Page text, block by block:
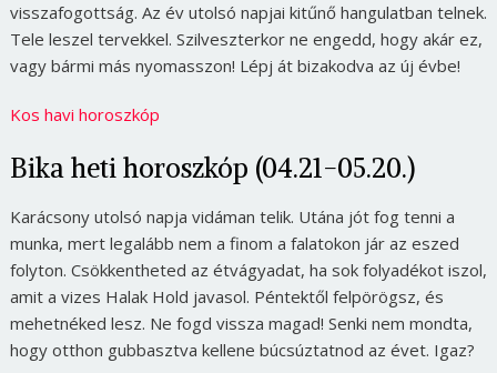
visszafogottság. Az év utolsó napjai kitűnő hangulatban telnek.
Tele leszel tervekkel. Szilveszterkor ne engedd, hogy akár ez,
vagy bármi más nyomasszon! Lépj át bizakodva az új évbe!
Kos havi horoszkóp
Bika heti horoszkóp (04.21-05.20.)
Karácsony utolsó napja vidáman telik. Utána jót fog tenni a
munka, mert legalább nem a finom a falatokon jár az eszed
folyton. Csökkentheted az étvágyadat, ha sok folyadékot iszol,
amit a vizes Halak Hold javasol. Péntektől felpörögsz, és
mehetnéked lesz. Ne fogd vissza magad! Senki nem mondta,
hogy otthon gubbasztva kellene búcsúztatnod az évet. Igaz?